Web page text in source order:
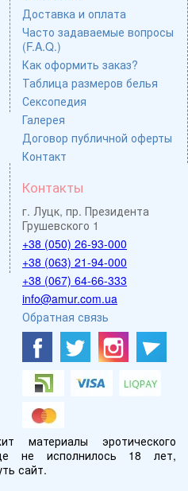
Доставка и оплата
Часто задаваемые вопросы
(F.A.Q.)
Как оформить заказ?
Таблица размеров белья
Сексопедия
Галерея
Договор публичной оферты
Контакт
Контакты
г. Луцк, пр. Президента
Грушевского 1
+38 (050) 26-93-000
+38 (063) 21-94-000
+38 (067) 64-66-333
info@amur.com.ua
Обратная связь
материалы эротического
не исполнилось 18 лет,
сайт.